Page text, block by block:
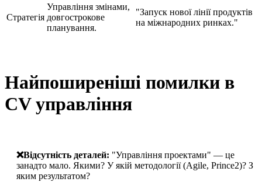
Стратегія
Управління змінами,
довгострокове
планування.
"Запуск нової лінії продуктів
на міжнародних ринках."
Найпоширеніші помилки в
CV управління
❌️Відсутність деталей: "Управління проектами" — це
занадто мало. Якими? У якій методології (Agile, Prince2)? З
яким результатом?